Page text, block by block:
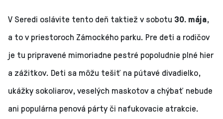
V Seredi oslávite tento deň taktiež v sobotu 30. mája,
a to v priestoroch Zámockého parku. Pre deti a rodičov
je tu pripravené mimoriadne pestré popoludnie plné hier
a zážitkov. Deti sa môžu tešiť na pútavé divadielko,
ukážky sokoliarov, veselých maskotov a chýbať nebude
ani populárna penová párty či nafukovacie atrakcie.